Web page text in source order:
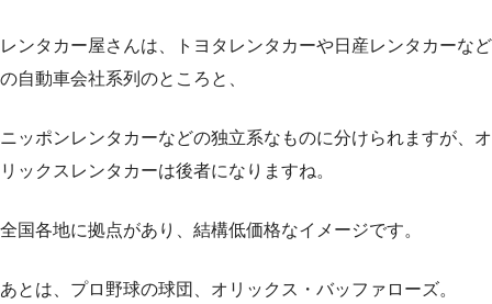
レンタカー屋さんは、トヨタレンタカーや日産レンタカーなど
の自動車会社系列のところと、
ニッポンレンタカーなどの独立系なものに分けられますが、オ
リックスレンタカーは後者になりますね。
全国各地に拠点があり、結構低価格なイメージです。
あとは、プロ野球の球団、オリックス・バッファローズ。